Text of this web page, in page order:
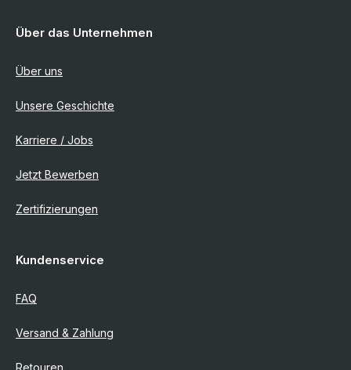
Über das Unternehmen
Über uns
Unsere Geschichte
Karriere / Jobs
Jetzt Bewerben
Zertifizierungen
Kundenservice
FAQ
Versand & Zahlung
Retouren